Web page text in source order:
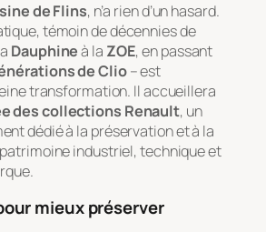
de Flins, n’a rien d’un hasard.
témoin de décennies de
Dauphineà la ZOE, en passant
de Clio– est
transformation. Il accueillera
des collections Renault, un
dédié à la préservation et à la
industriel, technique et
mieux préserver